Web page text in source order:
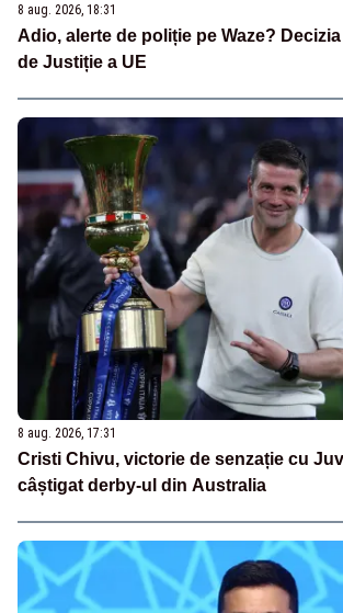
8 aug. 2026, 18:31
Adio, alerte de poliție pe Waze?
de Justiție a UE
8 aug. 2026, 17:31
Cristi Chivu, victorie de senzație cu
câștigat derby-ul din Australia